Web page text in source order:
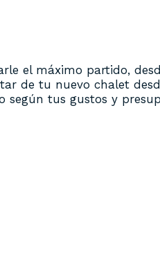
el máximo partido,
de tu nuevo chalet
tus gustos y